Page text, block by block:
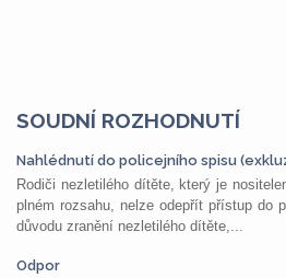
SOUDNÍ ROZHODNUTÍ
Nahlédnutí do policejního spisu
Rodiči nezletilého dítěte, který je
plném rozsahu, nelze odepřít přístup do
důvodu zranění nezletilého dítěte,...
Odpor